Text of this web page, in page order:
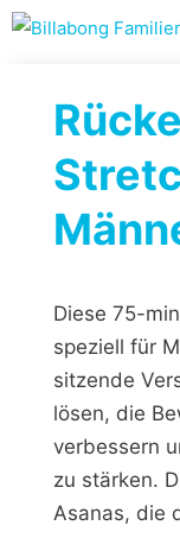
Zum
Diese 75-
speziell für
sitzende
lösen, die
verbessern
zu stärken.
Asanas, die